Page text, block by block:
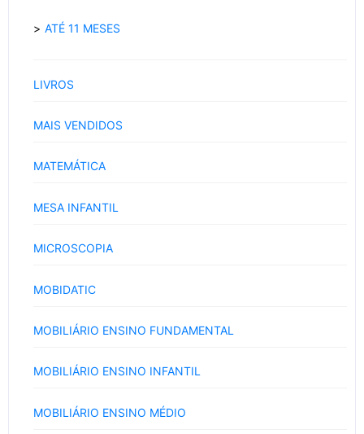
ATÉ 11 MESES
LIVROS
MAIS VENDIDOS
MATEMÁTICA
MESA INFANTIL
MICROSCOPIA
MOBIDATIC
MOBILIÁRIO ENSINO FUNDAMENTAL
MOBILIÁRIO ENSINO INFANTIL
MOBILIÁRIO ENSINO MÉDIO